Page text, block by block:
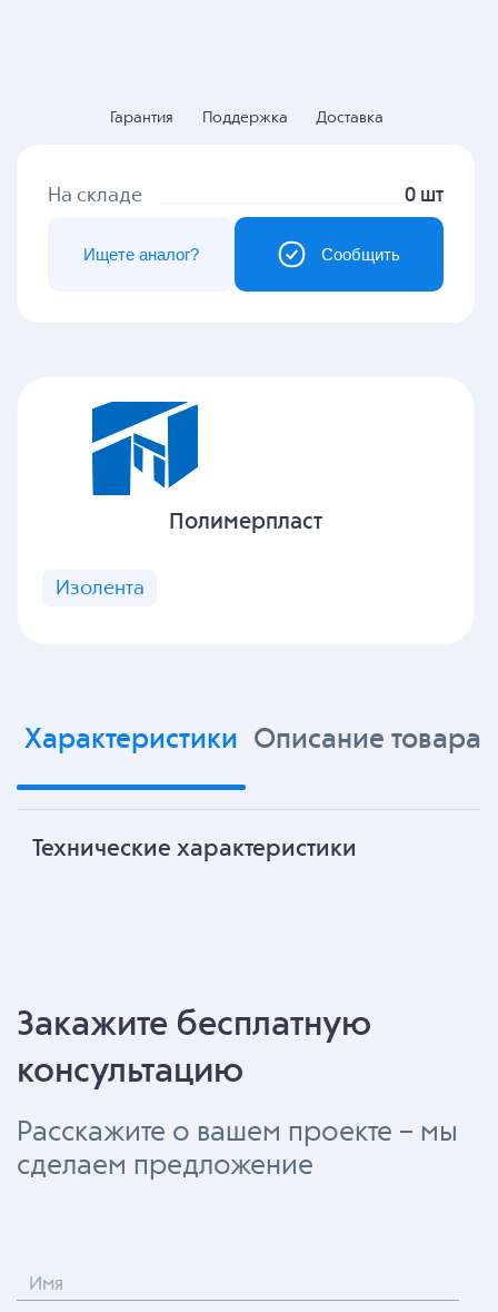
Гарантия Поддержка Доставка
На складе 0 шт
Сообщить
Ищете аналог?
Полимерпласт
Изолента
Характеристики Описание товара
Технические характеристики
Закажите бесплатную
консультацию
Расскажите о вашем проекте – мы
сделаем предложение
Имя